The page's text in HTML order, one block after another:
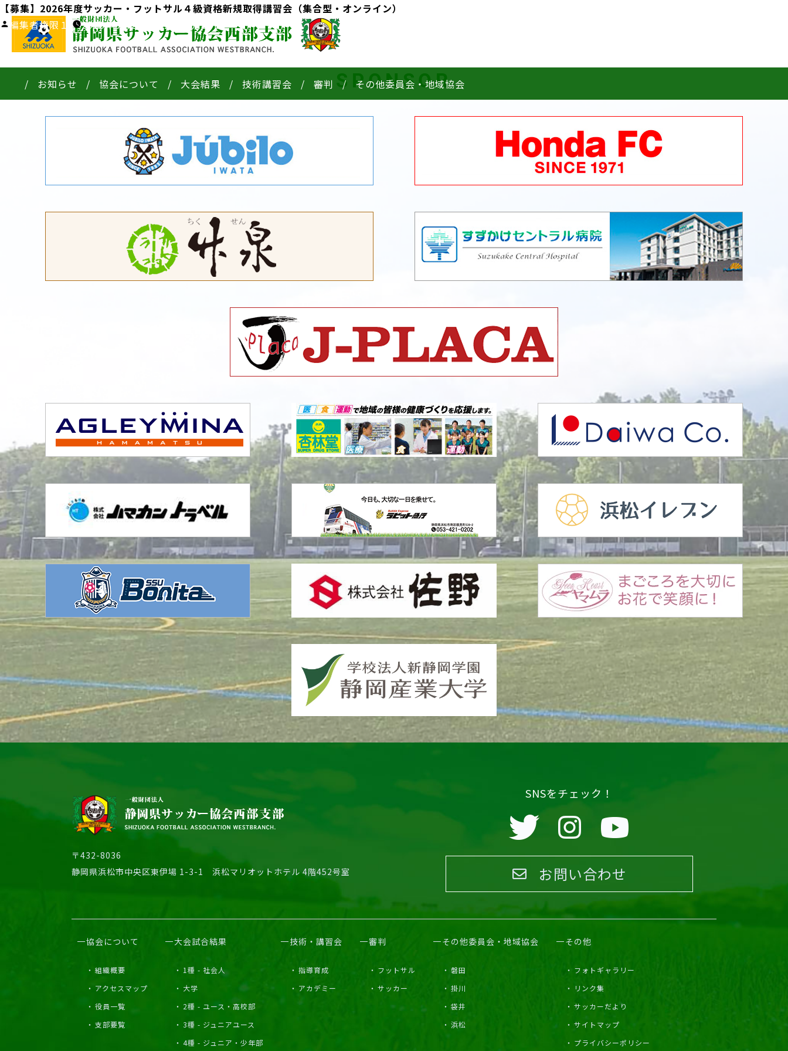
お知らせ 協会について 大会結果 技術講習会 審判 その他委員会・地域協会
【募集】2026年度サッカー・フットサル４級資格新規取得講習会（集合型・オンライン）
投
者:
編集者権限１ 2026年5月24日 2026年5月24日
SPONSOR
〒432-8036
静岡県浜松市中央区東伊場 1-3-1 浜松マリオットホテル 4階452号室
SNSをチェック！
お問い合わせ
協会について
組織概要
アクセスマップ
役員一覧
支部要覧
大会試合結果
1種 - 社会人
大学
2種 - ユース・高校部
3種 - ジュニアユース
4種 - ジュニア・少年部
技術・講習会
指導育成
アカデミー
審判
フットサル
サッカー
その他委員会・地域協会
磐田
掛川
袋井
浜松
その他
フォトギャラリー
リンク集
サッカーだより
サイトマップ
プライバシーポリシー